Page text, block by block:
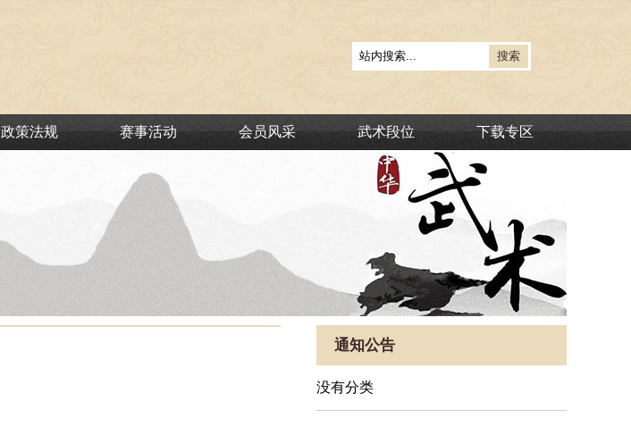
政策法规 赛事活动 会员风采 武术段位 下载专区
通知公告
没有分类